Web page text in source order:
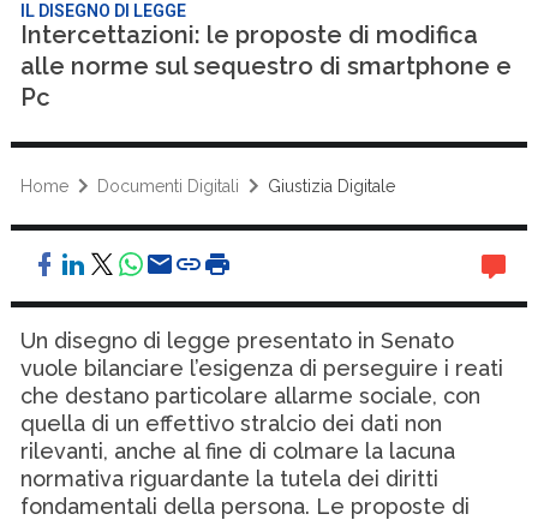
IL DISEGNO DI LEGGE
Intercettazioni: le proposte di modifica
alle norme sul sequestro di smartphone e
Pc
Home Documenti Digitali Giustizia Digitale
Un disegno di legge presentato in Senato
vuole bilanciare l’esigenza di perseguire i reati
che destano particolare allarme sociale, con
quella di un effettivo stralcio dei dati non
rilevanti, anche al fine di colmare la lacuna
normativa riguardante la tutela dei diritti
fondamentali della persona. Le proposte di